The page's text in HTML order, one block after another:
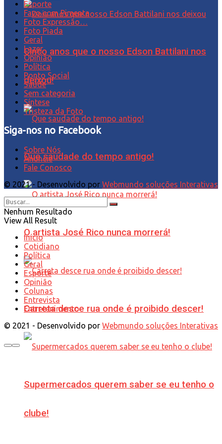
Cinco anos que o nosso Edson Battilani nos
deixou!
Que saudade do tempo antigo!
O artista José Rico nunca morrerá!
Carreta desce rua onde é proibido descer!
Supermercados querem saber se eu tenho o
clube!
Esporte
Favo com Pimenta
Foto Expressão…
Foto Piada
Geral
Lazer
Opinião
Política
Ponto Social
Saúde
Sem categoria
Síntese
Tristeza da Foto
Siga-nos no Facebook
Sobre Nós
Anuncie
Fale Conosco
© 2021 - Desenvolvido por Webmundo soluções Interativas
Nenhum Resultado
View All Result
Início
Cotidiano
Política
Geral
Esporte
Opinião
Colunas
Entrevista
Entretenimento
© 2021 - Desenvolvido por Webmundo soluções Interativas